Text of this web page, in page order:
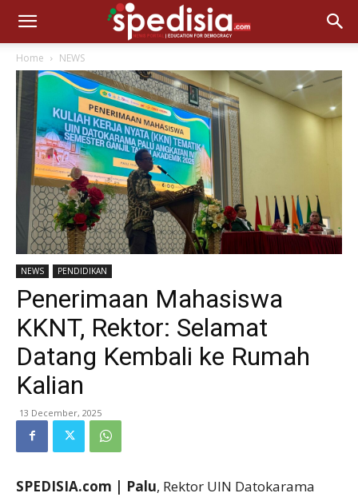
Home NEWS
NEWS PENDIDIKAN
Penerimaan Mahasiswa
KKNT, Rektor: Selamat
Datang Kembali ke Rumah
Kalian
13 December, 2025
SPEDISIA.com | Palu, Rektor UIN Datokarama